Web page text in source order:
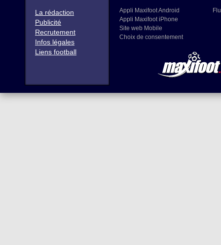
La rédaction
Publicité
Recrutement
Infos légales
Liens football
Appli Maxifoot Android
Appli Maxifoot iPhone
Site web Mobile
Choix de consentement